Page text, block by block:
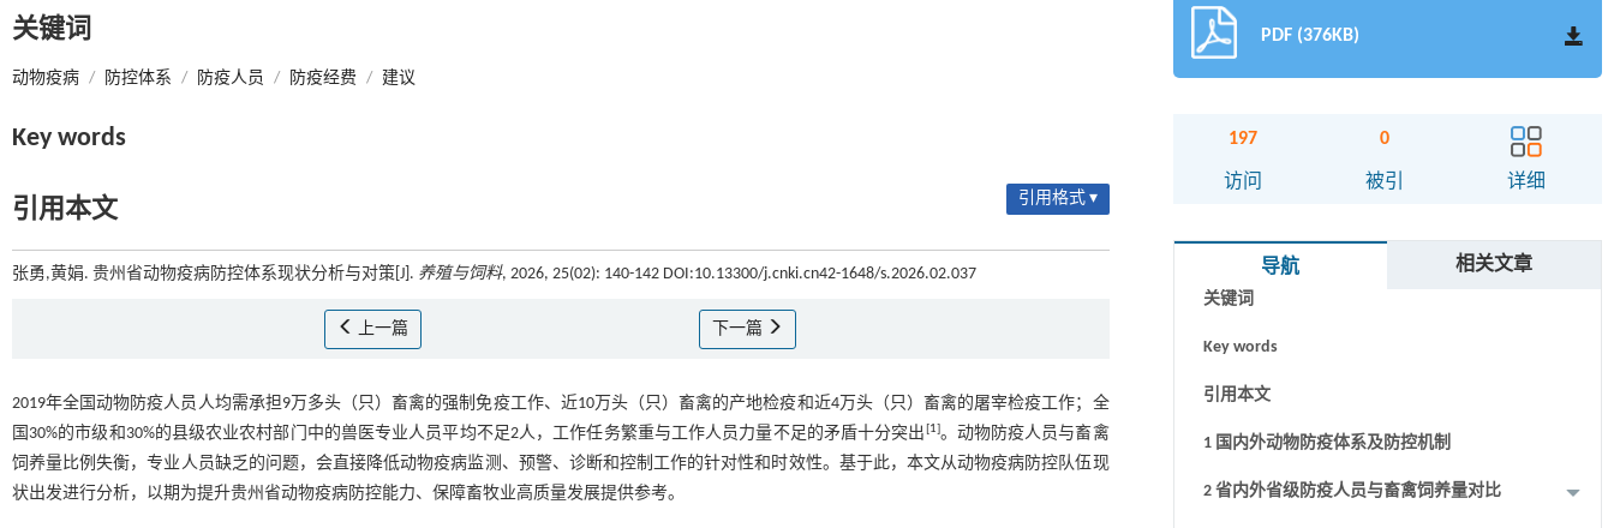
关键词
动物疫病 / 防控体系 / 防疫人员 / 防疫经费 / 建议
Key words
引用本文 引用格式 ▾
张勇,黄娟. 贵州省动物疫病防控体系现状分析与对策[J]. 养殖与饲料, 2026, 25(02): 140-142 DOI:10.13300/j.cnki.cn42-1648/s.2026.02.037
上一篇 下一篇
2019年全国动物防疫人员人均需承担9万多头（只）畜禽的强制免疫工作、近10万头（只）畜禽的产地检疫和近4万头（只）畜禽的屠宰检疫工作；全
国30%的市级和30%的县级农业农村部门中的兽医专业人员平均不足2人，工作任务繁重与工作人员力量不足的矛盾十分突出 [1]。动物防疫人员与畜禽
饲养量比例失衡，专业人员缺乏的问题，会直接降低动物疫病监测、预警、诊断和控制工作的针对性和时效性。基于此，本文从动物疫病防控队伍现
状出发进行分析，以期为提升贵州省动物疫病防控能力、保障畜牧业高质量发展提供参考。
PDF (376KB)
197
访问
0
被引 详细
导航 相关文章
关键词
Key words
引用本文
1 国内外动物防疫体系及防控机制
2 省内外省级防疫人员与畜禽饲养量对比